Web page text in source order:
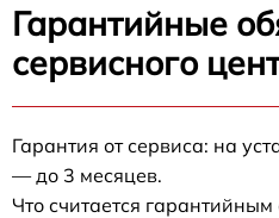
Гарантийные
сервисного
Гарантия от сервиса: на
— до 3 месяцев.
Что считается гарантийным